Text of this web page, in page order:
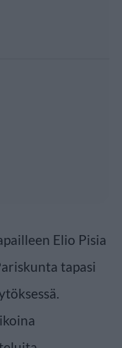
Elio Pisia
tapasi